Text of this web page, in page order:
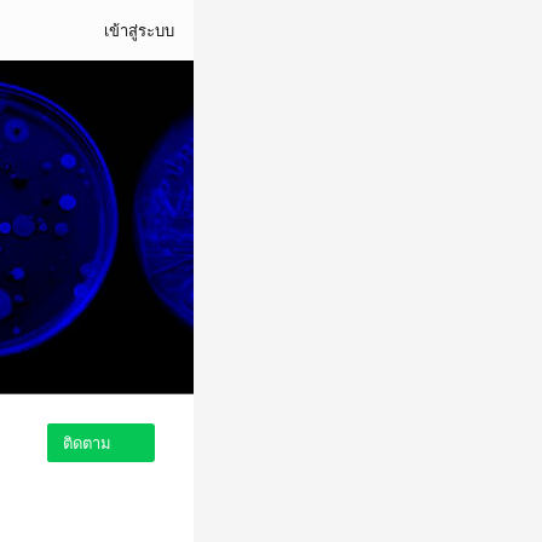
เข้าสู่ระบบ
ติดตาม